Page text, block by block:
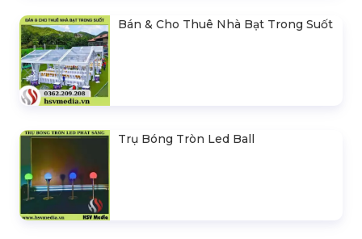
Bán & Cho Thuê Nhà Bạt Trong Suốt
Trụ Bóng Tròn Led Ball